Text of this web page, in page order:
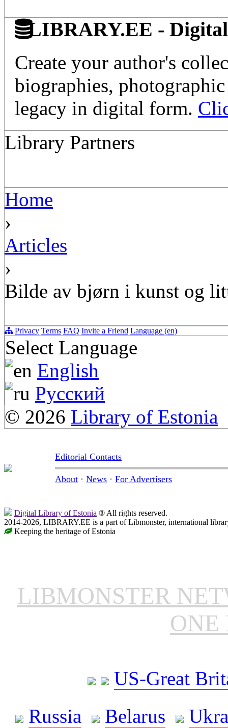
LIBRARY.EE -
Create your author's
biographies,
legacy in digital form.
Library Partners
Home
›
Articles
›
Bilde av bjørn i kunst og
Privacy Terms FAQ Invite a Friend Language (en)
Select Language
English
Русский
© 2026 Library of Estonia
Editorial Contacts
About · News · For Advertisers
Digital Library of Estonia ® All rights reserved.
2014-2026, LIBRARY.EE is a part of Libmonster, international
Keeping the heritage of Estonia
LIBMONSTER
ONE
US-Great
Russia
Belarus